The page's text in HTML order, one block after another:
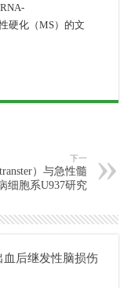
硬化（MS）的文
下一
）与急性髓
细胞系U937研究
血后继发性脑损伤